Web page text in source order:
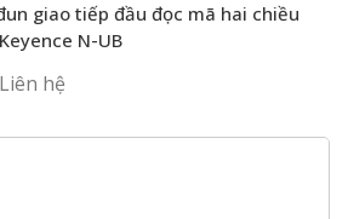
giao tiếp đầu đọc mã hai chiều
N-UB
hệ